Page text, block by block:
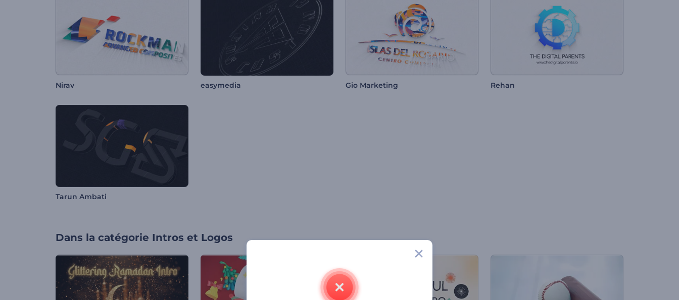
Nirav easymedia Gio Marketing Rehan
Tarun Ambati
Dans la catégorie Intros et Logos